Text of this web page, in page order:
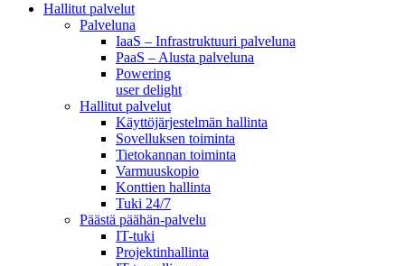
Hallitut palvelut
Palveluna
IaaS – Infrastruktuuri palveluna
PaaS – Alusta palveluna
Powering
user delight
Hallitut palvelut
Käyttöjärjestelmän hallinta
Sovelluksen toiminta
Tietokannan toiminta
Varmuuskopio
Konttien hallinta
Tuki 24/7
Päästä päähän-palvelu
IT-tuki
Projektinhallinta